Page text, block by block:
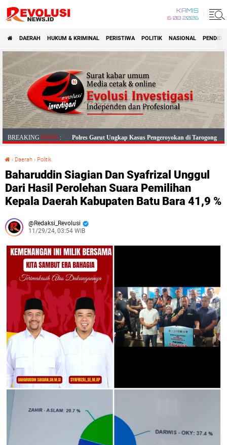
KAMIS
6 08 2026
DAERAH HUKUM & KRIMINAL PERISTIWA POLITIK NASIONAL
'Advertisement'
BREAKING NEWS :
Polres Garut Ungkap Kasus Pengeroyokan di Tarogong
di Jalan Raya Garut–Tasikmalaya
Cipta Kondusif, Polsek Wanaraja Gelar Operasi Miras di
Wilayah Hukumnya
Beralkohol di Kawasan Kerkof, Puluhan Botol Berhasil
Truk Colt Diesel Alami Kecelakaan Tunggal di Jalan
Garut–Tasikmalaya, Polisi Lakukan Evakuasi
Polsek Tarogong Kaler Gelar Patroli, Amankan
Kendaraan Berknalpot Tidak Sesuai Spesifikasi Teknis
Polisi Berhasil Amankan Pelaku Penganiayaan Brutal
Bersenjata Tajam Di Warung Peuteuy, Diduga Dipicu
Perselisihan Keluarga
Empat Pemuda Mabuk Bersenjata Tajam Berhasil
Pelaku Pembawa Senjata Tajam
Polres Garut Ungkap Kasus Penganiayaan Berat yang
› Daerah › Politik
Baharuddin Siagian Dan Syafrizal Unggul
Dari Hasil Perolehan Suara Pemilihan
Kepala Daerah Kabupaten Batu Bara 41,9 %
Redaksi_Revolusi
11/29/24, 03:54 WIB